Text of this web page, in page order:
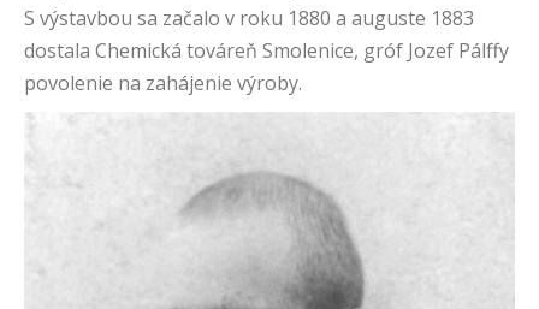
S výstavbou sa začalo v roku 1880 a auguste 1883
dostala Chemická továreň Smolenice, gróf Jozef Pálffy
povolenie na zahájenie výroby.